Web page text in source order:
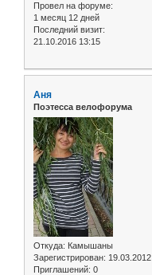
Провел на форуме:
1 месяц 12 дней
Последний визит:
21.10.2016 13:15
Аня
Поэтесса велофорума
Откуда: Камышаны
Зарегистрирован: 19.03.2012
Приглашений: 0